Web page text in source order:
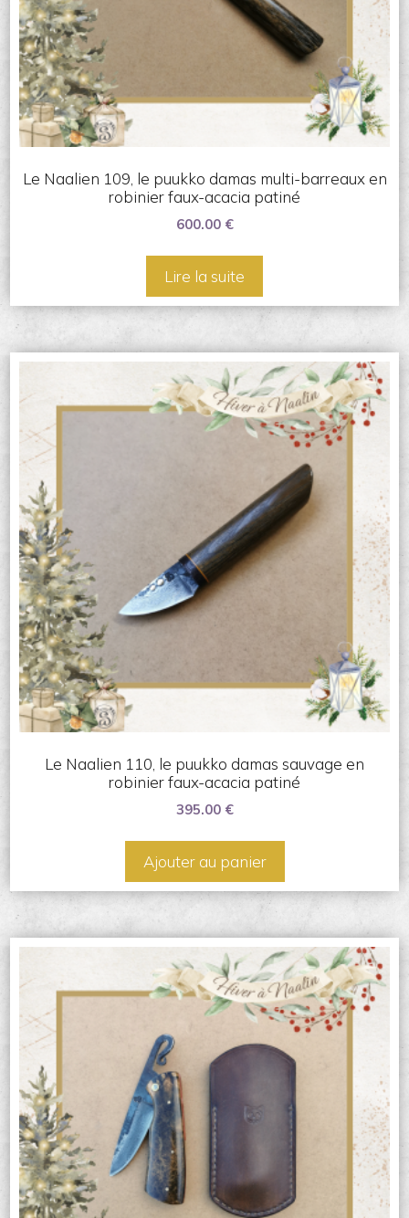
Le Naalien 109, le puukko damas multi-barreaux en
robinier faux-acacia patiné
600.00 €
Lire la suite
Le Naalien 110, le puukko damas sauvage en
robinier faux-acacia patiné
395.00 €
Ajouter au panier